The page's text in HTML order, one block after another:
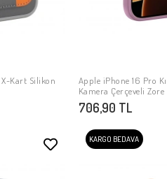
X-Kart Silikon
Apple iPhone 16 Pro
Kamera Çerçeveli
706,90 TL
KARGO BEDAVA